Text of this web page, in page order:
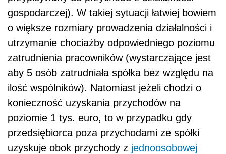
gospodarczej). W takiej sytuacji łatwiej bowiem
o większe rozmiary prowadzenia działalności i
utrzymanie chociażby odpowiedniego poziomu
zatrudnienia pracowników (wystarczające jest
aby 5 osób zatrudniała spółka bez względu na
ilość wspólników). Natomiast jeżeli chodzi o
konieczność uzyskania przychodów na
poziomie 1 tys. euro, to w przypadku gdy
przedsiębiorca poza przychodami ze spółki
uzyskuje obok przychody z jednoosobowej